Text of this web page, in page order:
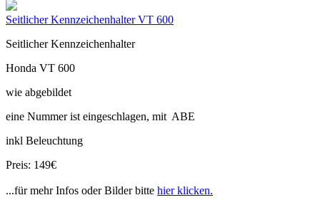
Seitlicher Kennzeichenhalter VT 600
Seitlicher Kennzeichenhalter
Honda VT 600
wie abgebildet
eine Nummer ist eingeschlagen, mit ABE
inkl Beleuchtung
Preis: 149€
...für mehr Infos oder Bilder bitte hier klicken.